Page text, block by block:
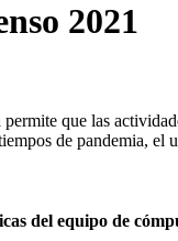
2021
que las
de pandemia, el
del equipo de